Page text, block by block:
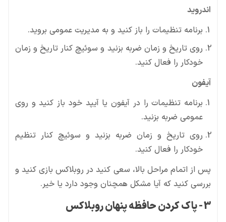
اندروید
برنامه تنظیمات را باز کنید و به مدیریت عمومی بروید.
روی تاریخ و زمان ضربه بزنید و سوئیچ کنار تاریخ و زمان
خودکار را فعال کنید.
آیفون
برنامه تنظیمات را در آیفون یا آیپد خود باز کنید و روی
عمومی ضربه بزنید.
روی تاریخ و زمان ضربه بزنید و سوئیچ کنار تنظیم
خودکار را فعال کنید.
پس از اتمام مراحل بالا، سعی کنید در روبلاکس بازی کنید و
بررسی کنید که آیا مشکل همچنان وجود دارد یا خیر.
3- پاک کردن حافظه پنهان روبلاکس